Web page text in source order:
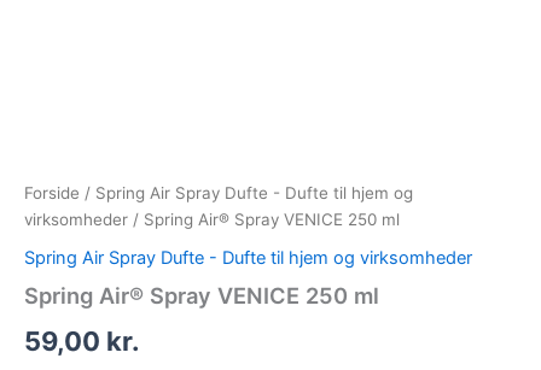
Forside / Spring Air Spray Dufte - Dufte til hjem og
virksomheder / Spring Air® Spray VENICE 250 ml
Spring Air Spray Dufte - Dufte til hjem og virksomheder
Spring Air® Spray VENICE 250 ml
59,00 kr.